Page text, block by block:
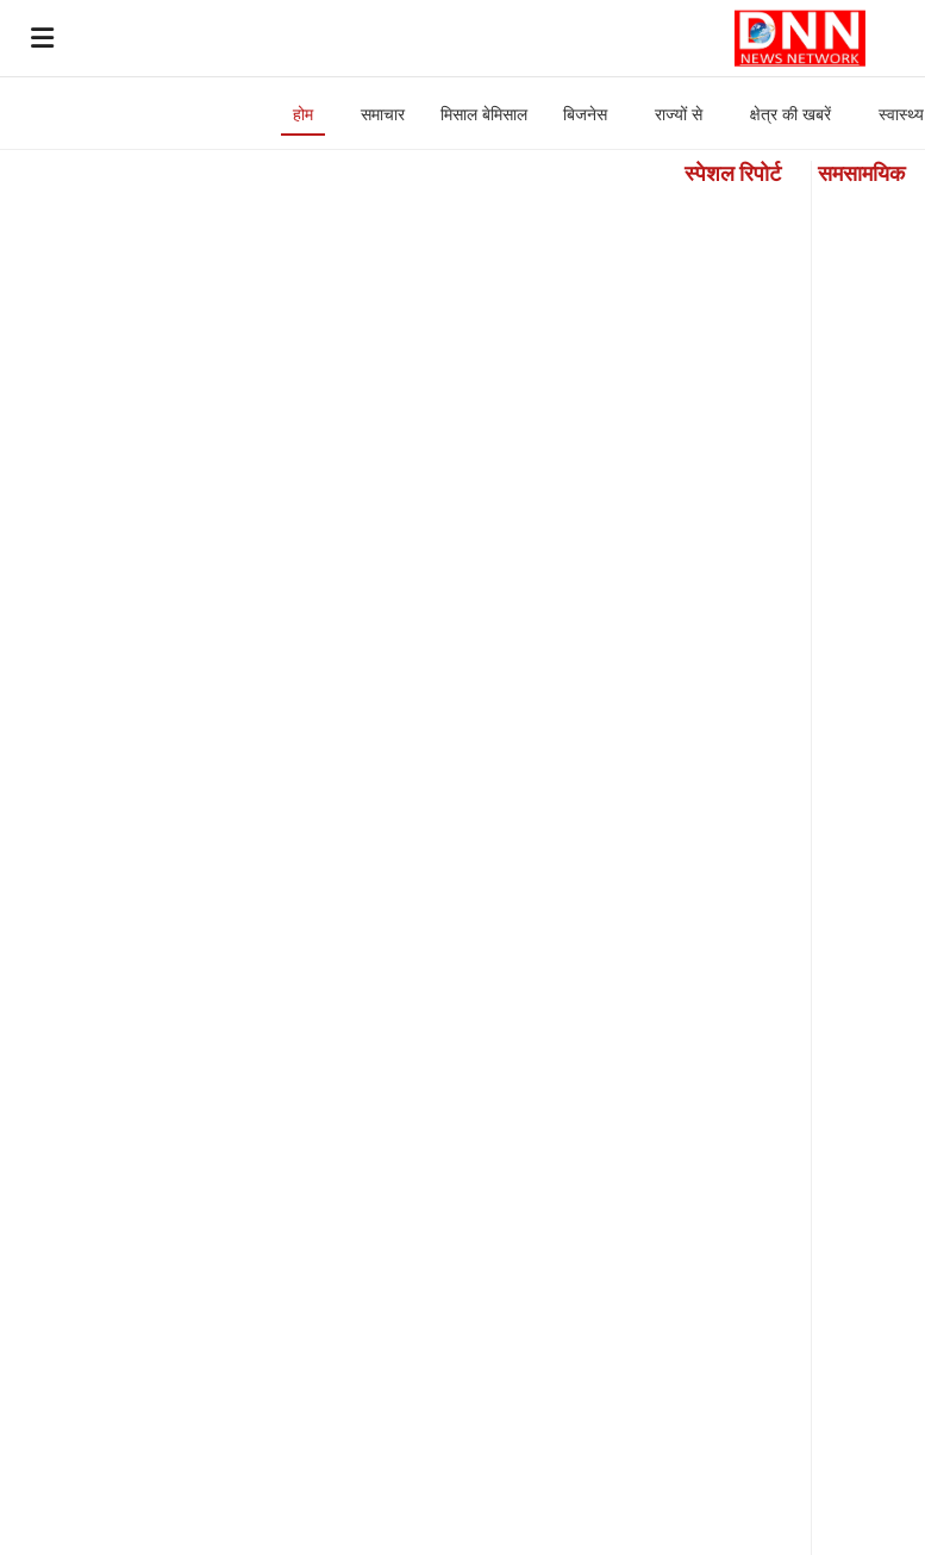
होम समाचार मिसाल बेमिसाल बिजनेस राज्यों से क्षेत्र की खबरें स्वास्थ्य
स्पेशल रिपोर्ट समसामयिक